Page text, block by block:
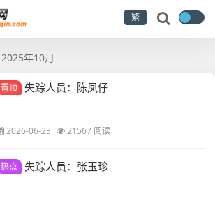
繁
2025年10月
置顶 失踪人员：陈凤仔
2026-06-23 21567 阅读
热点 失踪人员：张玉珍